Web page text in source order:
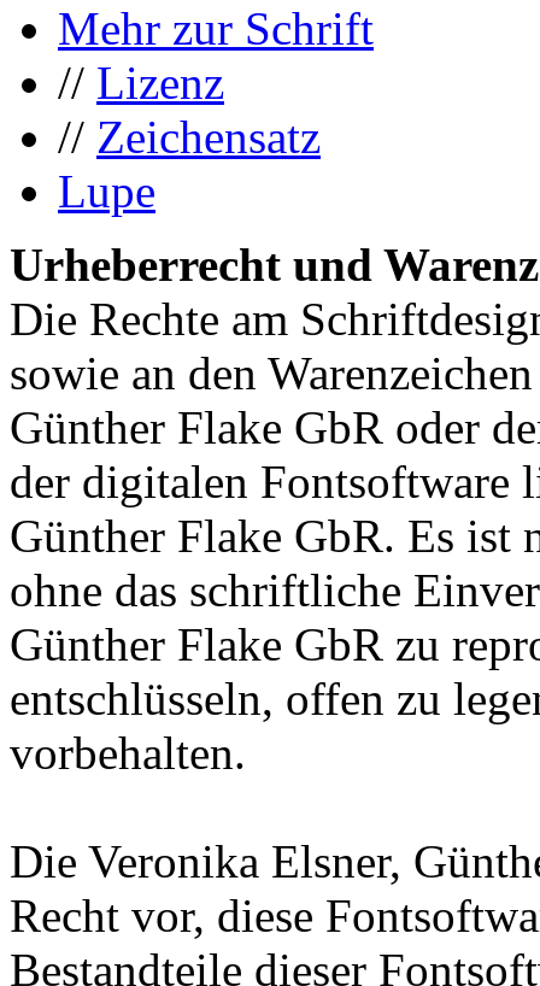
Mehr zur Schrift
// Lizenz
// Zeichensatz
Lupe
Urheberrecht und
Die Rechte am
sowie an den
Günther Flake GbR oder
der digitalen Fontsoftware
Günther Flake GbR. Es ist
ohne das schriftliche
Günther Flake GbR zu
entschlüsseln, offen zu
vorbehalten.
Die Veronika Elsner,
Recht vor, diese
Bestandteile dieser